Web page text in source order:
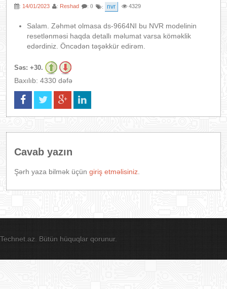
AVADANLIQLAR
IT LÜĞƏT
XƏBƏRLƏR
: 14/01/2023 : Reshad : 0 : nvr 4329
Salam. Zəhmət olmasa ds-9664NI bu NVR modelinin
resetlənməsi haqda detallı məlumat varsa köməklik
edərdiniz. Öncədən təşəkkür edirəm.
Səs: +30.
Baxılıb: 4330 dəfə
Cavab yazın
Şərh yaza bilmək üçün giriş etməlisiniz
Technet.az. Bütün hüquqlar qorunur.